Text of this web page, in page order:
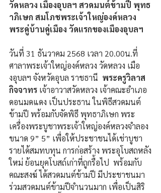
วัดหลวง เมืองอุบลฯ สวดมนต์ข้ามปี พุทธ
าภิเษก สมโภชพระเจ้าใหญ่องค์หลวง
พระคู่บ้านคู่เมือง วัดแรกของเมืองอุบลฯ
วันที่ 31 ธันวาคม 2568 เวลา 20.00น.ที่
ศาลาพระเจ้าใหญ่องค์หลวง วัดหลวง เมือ
งอุบลฯ จังหวัดอุบล ราชธานี พระครูวิลาส
กิจจาทร เจ้าอาวาสวัดหลวง เจ้าคณะอำเภอ
ดอนมดแดง เป็นประธาน ในพิธีสวดมนต์
ข้ามปี พร้อมกับจัดพิธี พุทธาภิเษก พระ
เครื่องพระบูชาพระเจ้าใหญ่องค์หลวงจำลอง
ขนาด 9” 5” เพื่อให้ประชาชนได้เช่าบูชา
รายได้สมทบทุน การก่อสร้าง พระอุโบสถหลัง
ใหม่ ย้อนยุคโบสถ์เก่าที่ถูกรื้อไป  พร้อมกับ
คณะสงฆ์ ได้สวดมนต์ข้ามปี มีประชาชนมา
ร่วมสวดมนต์ข้ามปีจำนวนมาก เพื่อเป็นสิริ